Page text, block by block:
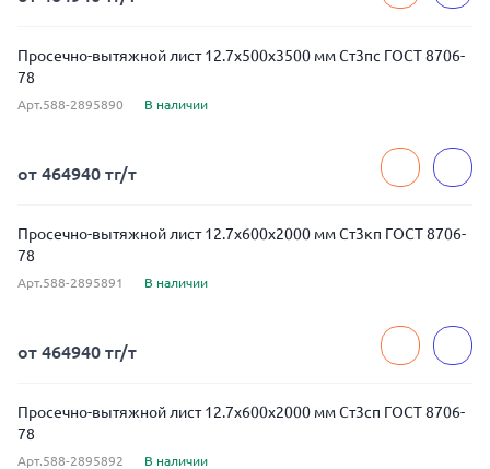
Просечно-вытяжной лист 12.7x500x3500 мм Ст3пс ГОСТ 8706-
78
Арт.588-2895890 В наличии
от 464940 тг/т
Просечно-вытяжной лист 12.7x600x2000 мм Ст3кп ГОСТ 8706-
78
Арт.588-2895891 В наличии
от 464940 тг/т
Просечно-вытяжной лист 12.7x600x2000 мм Ст3сп ГОСТ 8706-
78
Арт.588-2895892 В наличии